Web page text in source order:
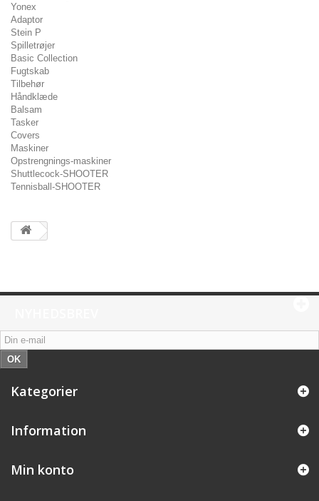
Yonex
Adaptor
Stein P
Spilletrøjer
Basic Collection
Fugtskab
Tilbehør
Håndklæde
Balsam
Tasker
Covers
Maskiner
Opstrengnings-maskiner
Shuttlecock-SHOOTER
Tennisball-SHOOTER
OK
Kategorier
Information
Min konto